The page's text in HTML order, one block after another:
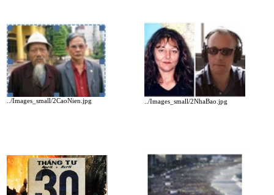
../Images_small/2CaoNien.jpg ../Images_small/2NhaBao.jpg